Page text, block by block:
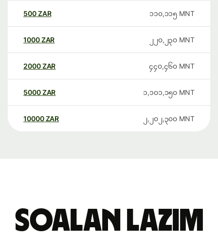
500ZAR ၁၁၀,၁၁၅ MNT
1000ZAR ၂၂၀,၂၃၀ MNT
2000ZAR ၄၄၀,၄၆၀ MNT
5000ZAR ၁,၁၀၁,၁၅၀ MNT
10000 ZAR ၂,၂၀၂,၃၀၀ MNT
Soalan Lazim